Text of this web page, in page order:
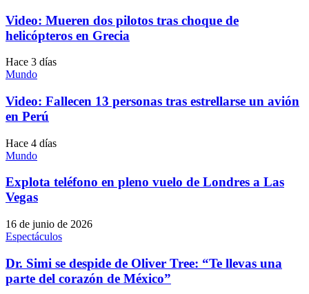
Video: Mueren dos pilotos tras choque de
helicópteros en Grecia
Hace 3 días
Mundo
Video: Fallecen 13 personas tras estrellarse un avión
en Perú
Hace 4 días
Mundo
Explota teléfono en pleno vuelo de Londres a Las
Vegas
16 de junio de 2026
Espectáculos
Dr. Simi se despide de Oliver Tree: “Te llevas una
parte del corazón de México”